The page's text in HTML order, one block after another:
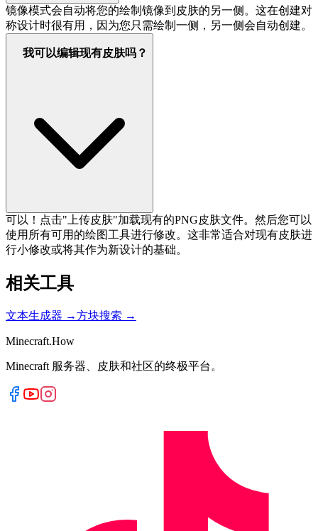
镜像模式会自动将您的绘制镜像到皮肤的另一侧。这在创建对
称设计时很有用，因为您只需绘制一侧，另一侧会自动创建。
我可以编辑现有皮肤吗？
可以！点击"上传皮肤"加载现有的PNG皮肤文件。然后您可以
使用所有可用的绘图工具进行修改。这非常适合对现有皮肤进
行小修改或将其作为新设计的基础。
相关工具
文本生成器 →方块搜索 →
Minecraft.How
Minecraft 服务器、皮肤和社区的终极平台。